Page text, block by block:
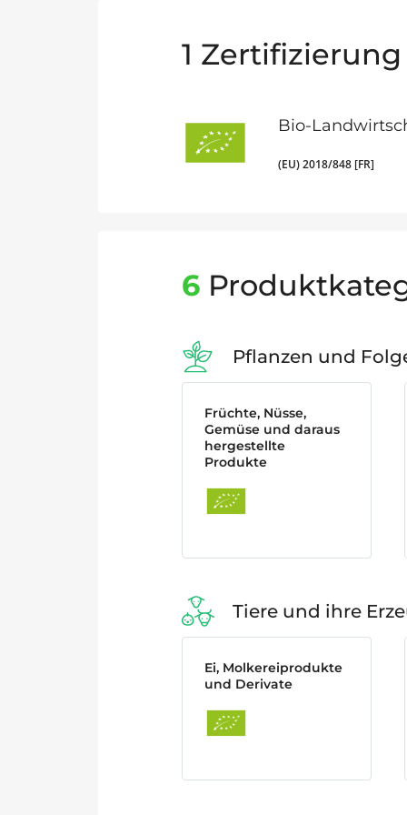
1 Zertifizierung
Bio-
(EU) 2018/848 [FR]
6
Pflanzen und
Früchte, Nüsse,
Gemüse und daraus
hergestellte
Produkte
Tiere und ihre
Ei, Molkereiprodukte
und Derivate